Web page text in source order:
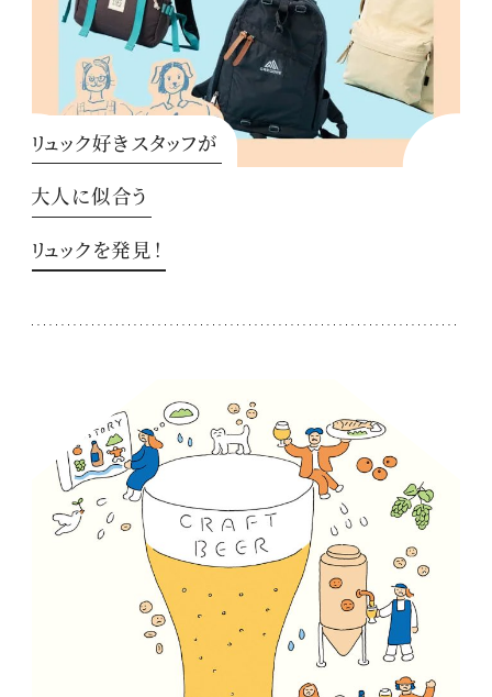
リュック好きスタッフが
大人に似合う
リュックを発見！